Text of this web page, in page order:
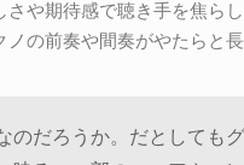
さや期待感で聴き手を焦ら
の前奏や間奏がやたらと
のだろうか。だとしても